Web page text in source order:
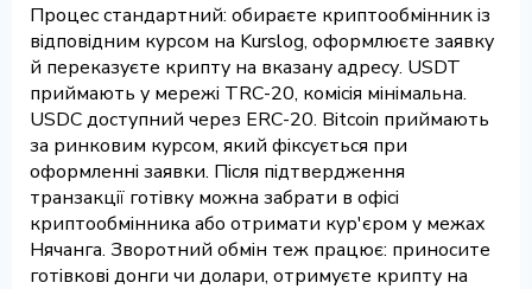
Процес стандартний: обираєте криптообмінник із
відповідним курсом на Kurslog, оформлюєте заявку
й переказуєте крипту на вказану адресу. USDT
приймають у мережі TRC-20, комісія мінімальна.
USDC доступний через ERC-20. Bitcoin приймають
за ринковим курсом, який фіксується при
оформленні заявки. Після підтвердження
транзакції готівку можна забрати в офісі
криптообмінника або отримати кур'єром у межах
Нячанга. Зворотний обмін теж працює: приносите
готівкові донги чи долари, отримуєте крипту на